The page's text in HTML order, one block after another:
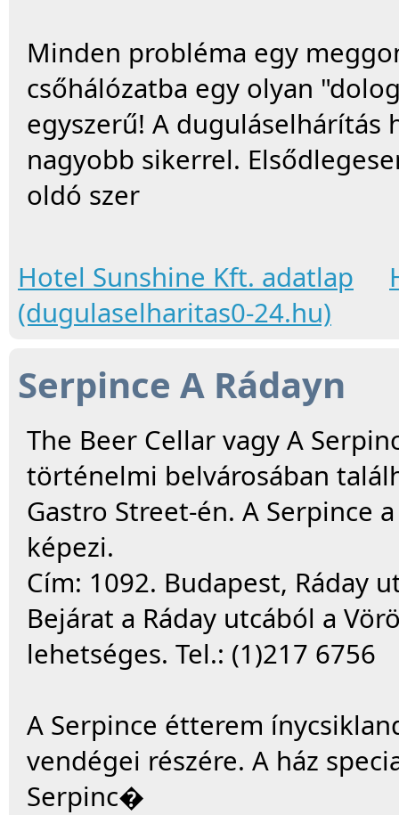
Minden probléma egy
csőhálózatba egy olyan
egyszerű! A
nagyobb sikerrel.
oldó szer
Hotel Sunshine Kft. adatlap
(dugulaselharitas0-24.hu)
Serpince A Rádayn
The Beer Cellar vagy A
történelmi belvárosában
Gastro Street-én. A Serpince
képezi.
Cím: 1092. Budapest, Ráday
Bejárat a Ráday utcából a
lehetséges. Tel.: (1)217 6756
A Serpince étterem
vendégei részére. A ház
Serpinc�